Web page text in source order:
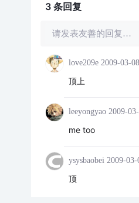
3 条回复
请发表友善的回复…
love209e 2009-03-08
顶上
leeyongyao 2009-
me too
ysysbaobei 2009-03-
顶